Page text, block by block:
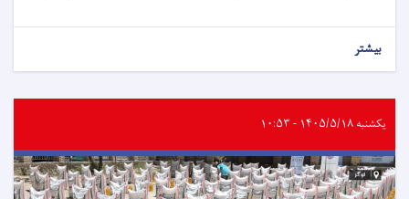
بیشتر
یکشنبه ۱۴۰۵/۵/۱۸ - ۱۰:۵۳